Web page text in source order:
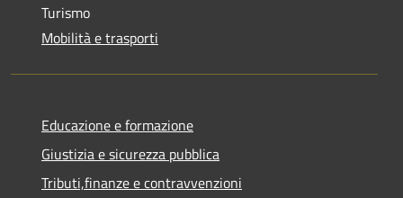
Turismo
Mobilità e trasporti
Educazione e formazione
Giustizia e sicurezza pubblica
Tributi,finanze e contravvenzioni